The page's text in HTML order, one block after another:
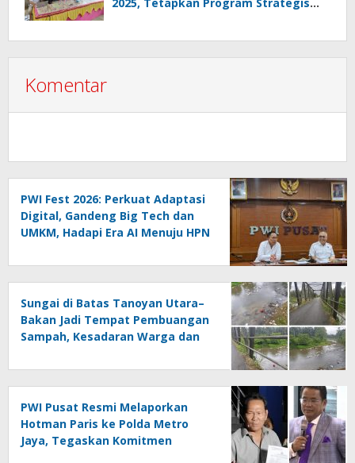
Komentar
PWI Fest 2026: Perkuat Adaptasi
Digital, Gandeng Big Tech dan
UMKM, Hadapi Era AI Menuju HPN
Sungai di Batas Tanoyan Utara–
Bakan Jadi Tempat Pembuangan
Sampah, Kesadaran Warga dan
Dipertanyakan
PWI Pusat Resmi Melaporkan
Hotman Paris ke Polda Metro
Jaya, Tegaskan Komitmen